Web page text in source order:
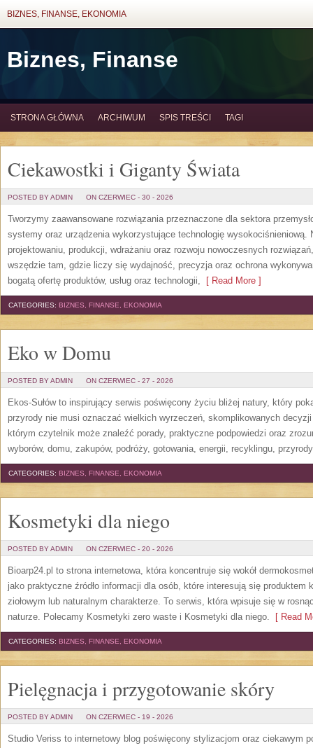
BIZNES, FINANSE, EKONOMIA
Biznes, Finanse
STRONA GŁÓWNA ARCHIWUM SPIS TREŚCI TAGI
Ciekawostki i Giganty Świata
POSTED BY ADMIN ON CZERWIEC - 30 - 2026
Tworzymy zaawansowane rozwiązania przeznaczone dla sektora
systemy oraz urządzenia wykorzystujące technologię wysokociśnieniową.
projektowaniu, produkcji, wdrażaniu oraz rozwoju nowoczesnych
wszędzie tam, gdzie liczy się wydajność, precyzja oraz ochrona
bogatą ofertę produktów, usług oraz technologii, [ Read More ]
CATEGORIES: BIZNES, FINANSE, EKONOMIA
Eko w Domu
POSTED BY ADMIN ON CZERWIEC - 27 - 2026
Ekos-Sułów to inspirujący serwis poświęcony życiu bliżej natury, który
przyrody nie musi oznaczać wielkich wyrzeczeń, skomplikowanych
którym czytelnik może znaleźć porady, praktyczne podpowiedzi oraz
wyborów, domu, zakupów, podróży, gotowania, energii, recyklingu,
CATEGORIES: BIZNES, FINANSE, EKONOMIA
Kosmetyki dla niego
POSTED BY ADMIN ON CZERWIEC - 20 - 2026
Bioarp24.pl to strona internetowa, która koncentruje się wokół
jako praktyczne źródło informacji dla osób, które interesują się
ziołowym lub naturalnym charakterze. To serwis, która wpisuje się w
naturze. Polecamy Kosmetyki zero waste i Kosmetyki dla niego. [ Read
CATEGORIES: BIZNES, FINANSE, EKONOMIA
Pielęgnacja i przygotowanie skóry
POSTED BY ADMIN ON CZERWIEC - 19 - 2026
Studio Veriss to internetowy blog poświęcony stylizacjom oraz ciekawym